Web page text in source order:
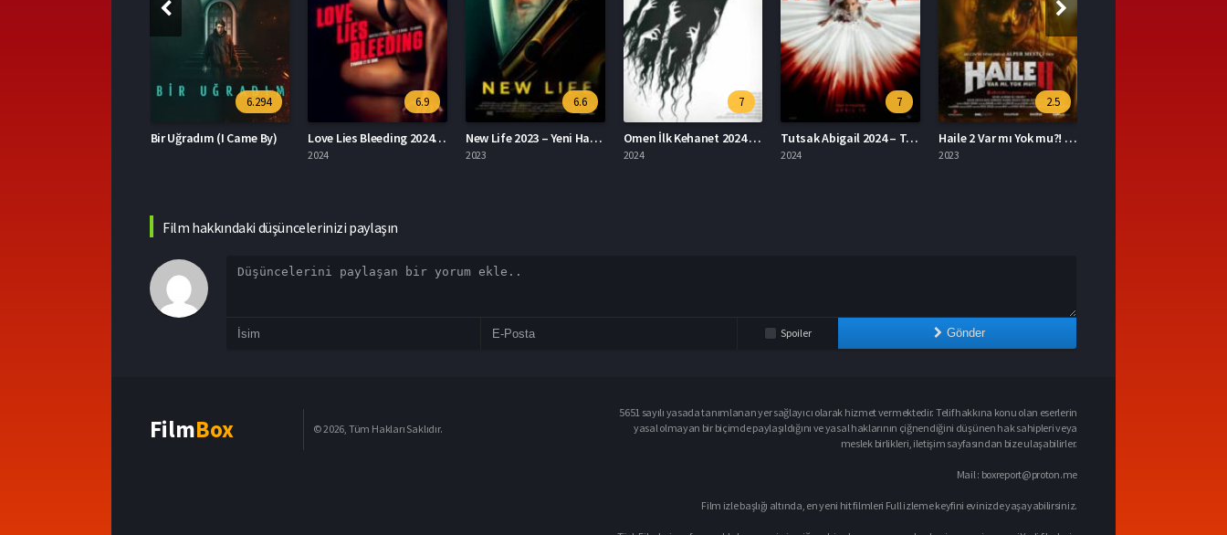
6.9
Love Lies Bleeding 2024 – Aşk Kanayan Yalanlardır 1080p Turkce Dublaj izle
6.6
New Life 2023 – Yeni Hayat 1080p Turkce Altyazi izle
2023
7
Omen İlk Kehanet 2024 – Omen: İlk Kehanet 1080p Turkce Dublaj izle
2024
7
Tutsak Abigail 2024 – Tutsak Abigail 1080p Turkce Altyazi izle
2024
2.5
Haile 2 Var mı Yok mu?! 2023 – Yerli Film 1080p Turkce Dublaj izle
2023
6.6
Vincent Ölmeli 2023 – Vincent Ölmeli 1080p Turkce Altyazi izle
2023
Film hakkındaki düşüncelerinizi paylaşın
Spoiler Gönder
FilmBox © 2026, Tüm Hakları Saklıdır.
5651 sayılı yasada tanımlanan yer sağlayıcı olarak hizmet vermektedir. Telif hakkına konu olan eserlerin
yasal olmayan bir biçimde paylaşıldığını ve yasal haklarının çiğnendiğini düşünen hak sahipleri veya
meslek birlikleri, iletişim sayfasından bize ulaşabilirler.
Mail : boxreport@proton.me
Film izle başlığı altında, en yeni hit filmleri Full izleme keyfini evinizde yaşayabilirsiniz.